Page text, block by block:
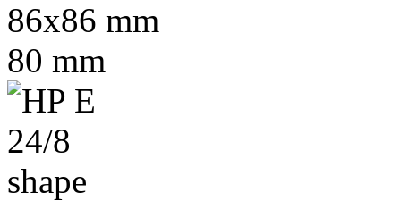
86x86 mm
80 mm